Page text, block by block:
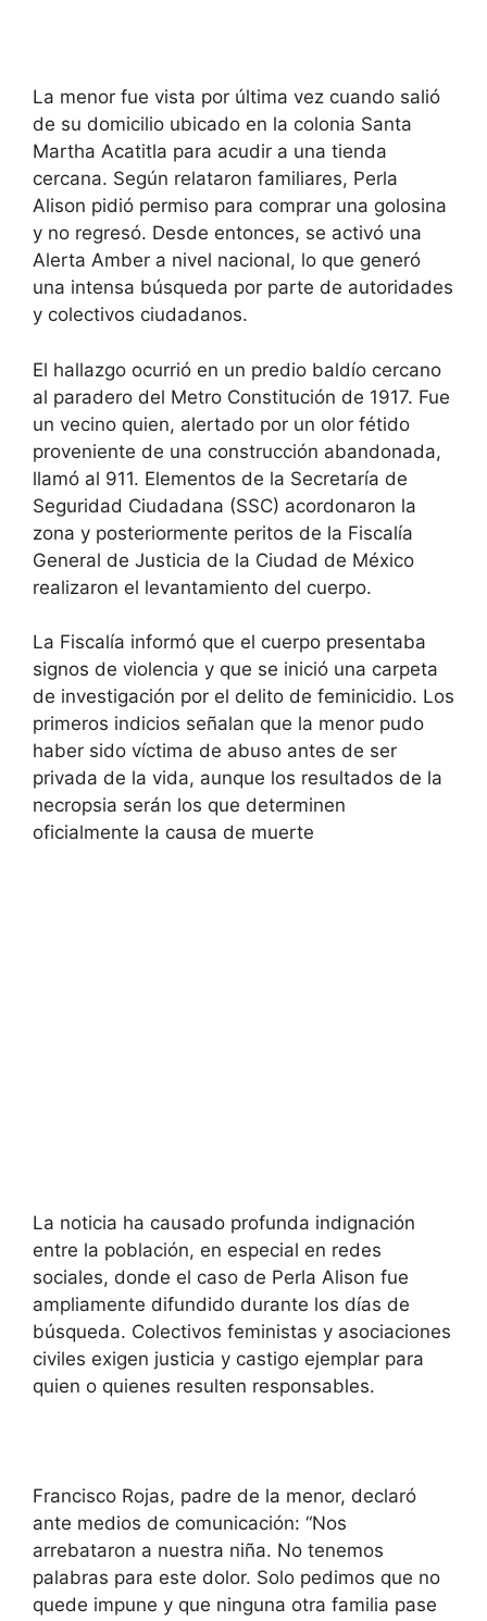
La menor fue vista por última vez cuando salió
de su domicilio ubicado en la colonia Santa
Martha Acatitla para acudir a una tienda
cercana. Según relataron familiares, Perla
Alison pidió permiso para comprar una golosina
y no regresó. Desde entonces, se activó una
Alerta Amber a nivel nacional, lo que generó
una intensa búsqueda por parte de autoridades
y colectivos ciudadanos.
El hallazgo ocurrió en un predio baldío cercano
al paradero del Metro Constitución de 1917. Fue
un vecino quien, alertado por un olor fétido
proveniente de una construcción abandonada,
llamó al 911. Elementos de la Secretaría de
Seguridad Ciudadana (SSC) acordonaron la
zona y posteriormente peritos de la Fiscalía
General de Justicia de la Ciudad de México
realizaron el levantamiento del cuerpo.
La Fiscalía informó que el cuerpo presentaba
signos de violencia y que se inició una carpeta
de investigación por el delito de feminicidio. Los
primeros indicios señalan que la menor pudo
haber sido víctima de abuso antes de ser
privada de la vida, aunque los resultados de la
necropsia serán los que determinen
oficialmente la causa de muerte
La noticia ha causado profunda indignación
entre la población, en especial en redes
sociales, donde el caso de Perla Alison fue
ampliamente difundido durante los días de
búsqueda. Colectivos feministas y asociaciones
civiles exigen justicia y castigo ejemplar para
quien o quienes resulten responsables.
Francisco Rojas, padre de la menor, declaró
ante medios de comunicación: “Nos
arrebataron a nuestra niña. No tenemos
palabras para este dolor. Solo pedimos que no
quede impune y que ninguna otra familia pase